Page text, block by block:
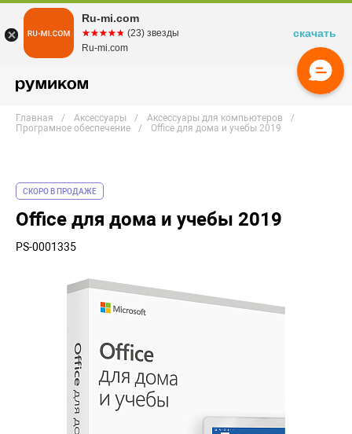
Главная Аксессуары
Аксессуары для компьютеров
Програмное обеспечение
Office для дома и учебы 2019
СКОРО В ПРОДАЖЕ
Office для дома и учебы 2019
PS-0001335
Ru-mi.com
☆☆☆☆☆
★★★★★ (23) звезды
Ru-mi.com
скачать